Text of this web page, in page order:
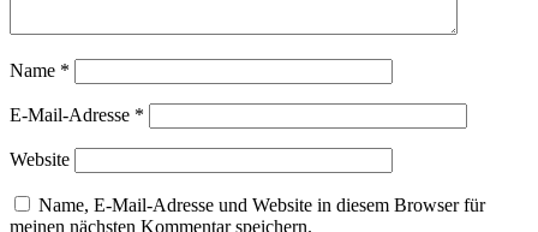
Name *
E-Mail-Adresse *
Website
Name, E-Mail-Adresse und Website in diesem Browser für
meinen nächsten Kommentar speichern.